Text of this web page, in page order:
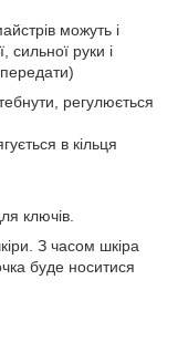
можуть і
сильної руки і
регулюється
в кільця
ключів.
З часом шкіра
буде носитися